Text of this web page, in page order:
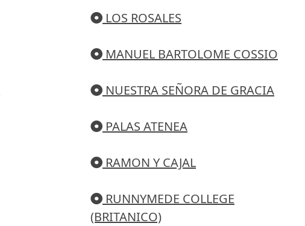
LOS ROSALES
MANUEL BARTOLOME COSSIO
NUESTRA SEÑORA DE GRACIA
PALAS ATENEA
RAMON Y CAJAL
RUNNYMEDE COLLEGE
(BRITANICO)